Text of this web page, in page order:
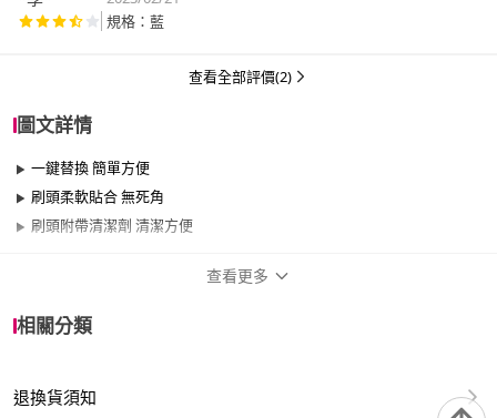
規格：藍
查看全部評價(2)
圖文詳情
一鍵替換 簡單方便
刷頭柔軟貼合 無死角
刷頭附帶清潔劑 清潔方便
適用於
查看更多
相關分類
退換貨須知